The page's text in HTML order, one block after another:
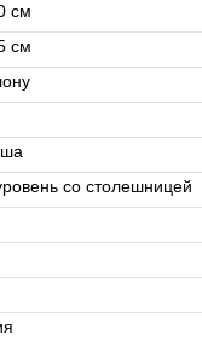
см
см
со столешницей